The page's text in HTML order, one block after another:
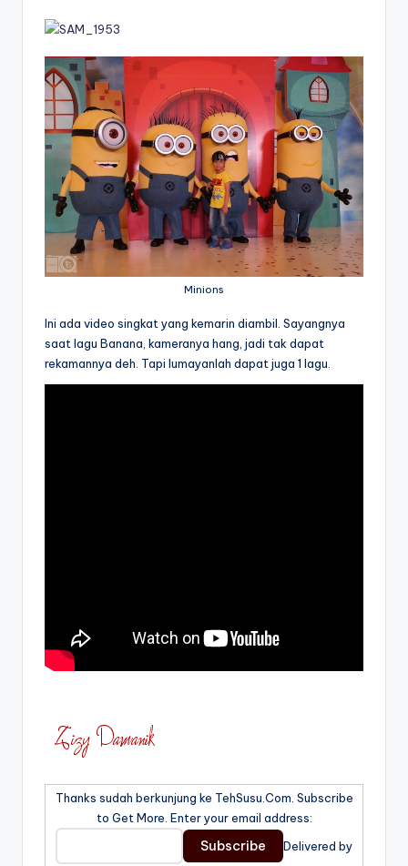
Minions
Ini ada video singkat yang kemarin diambil. Sayangnya
saat lagu Banana, kameranya hang, jadi tak dapat
rekamannya deh. Tapi lumayanlah dapat juga 1 lagu.
Thanks sudah berkunjung ke TehSusu.Com. Subscribe
to Get More. Enter your email address:
Delivered by